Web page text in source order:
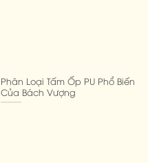
Phân Loại Tấm Ốp PU Phổ Biến
Của Bách Vượng